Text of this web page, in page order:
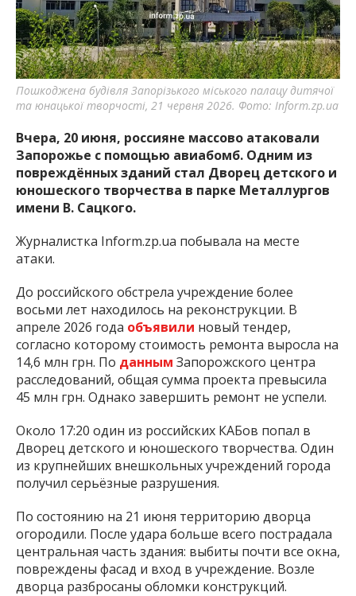
важную информацию о событиях
города Запорожья и области.
Пошкоджена будівля Запорізького міського палацу дитячої
та юнацької творчості, 21 червня 2026. Фото: Inform.zp.ua
Вчера, 20 июня, россияне массово атаковали
Запорожье с помощью авиабомб. Одним из
повреждённых зданий стал Дворец детского и
юношеского творчества в парке Металлургов
имени В. Сацкого.
Журналистка Inform.zp.ua побывала на месте
атаки.
До российского обстрела учреждение более
восьми лет находилось на реконструкции. В
апреле 2026 года объявили новый тендер,
согласно которому стоимость ремонта выросла на
14,6 млн грн. По данным Запорожского центра
расследований, общая сумма проекта превысила
45 млн грн. Однако завершить ремонт не успели.
Около 17:20 один из российских КАБов попал в
Дворец детского и юношеского творчества. Один
из крупнейших внешкольных учреждений города
получил серьёзные разрушения.
По состоянию на 21 июня территорию дворца
огородили. После удара больше всего пострадала
центральная часть здания: выбиты почти все окна,
повреждены фасад и вход в учреждение. Возле
дворца разбросаны обломки конструкций.